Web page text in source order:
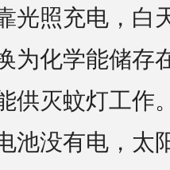
光照充电，白
为化学能储存
供灭蚊灯工作
池没有电，太